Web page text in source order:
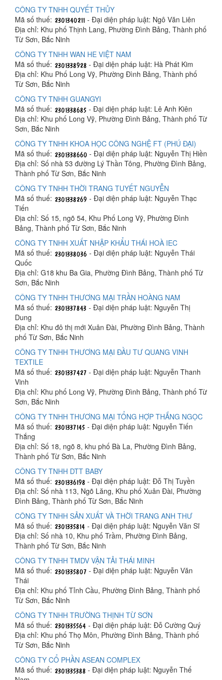
CÔNG TY TNHH QUYẾT THỦY
Mã số thuế:
- Đại diện pháp luật: Ngô Văn Liên
Địa chỉ: Khu phố Thịnh Lang, Phường Đình Bảng, Thành phố
Từ Sơn, Bắc Ninh
CÔNG TY TNHH WAN HE VIỆT NAM
Mã số thuế:
- Đại diện pháp luật: Hà Phát Kim
Địa chỉ: Khu Phố Long Vỹ, Phường Đình Bảng, Thành phố
Từ Sơn, Bắc Ninh
CÔNG TY TNHH GUANGYI
Mã số thuế:
- Đại diện pháp luật: Lê Anh Kiên
Địa chỉ: Khu phố Long Vỹ, Phường Đình Bảng, Thành phố Từ
Sơn, Bắc Ninh
CÔNG TY TNHH KHOA HỌC CÔNG NGHỆ FT (PHÚ ĐẠI)
Mã số thuế:
- Đại diện pháp luật: Nguyễn Thị Hiền
Địa chỉ: Số nhà 53 đường Lý Thần Tông, Phường Đình Bảng,
Thành phố Từ Sơn, Bắc Ninh
CÔNG TY TNHH THỜI TRANG TUYẾT NGUYỄN
Mã số thuế:
- Đại diện pháp luật: Nguyễn Thạc
Tiến
Địa chỉ: Số 15, ngõ 54, Khu Phố Long Vỹ, Phường Đình
Bảng, Thành phố Từ Sơn, Bắc Ninh
CÔNG TY TNHH XUẤT NHẬP KHẨU THÁI HOÀ IEC
Mã số thuế:
- Đại diện pháp luật: Nguyễn Thái
Quốc
Địa chỉ: G18 khu Ba Gia, Phường Đình Bảng, Thành phố Từ
Sơn, Bắc Ninh
CÔNG TY TNHH THƯƠNG MẠI TRẦN HOÀNG NAM
Mã số thuế:
- Đại diện pháp luật: Nguyễn Thị
Dung
Địa chỉ: Khu đô thị mới Xuân Đài, Phường Đình Bảng, Thành
phố Từ Sơn, Bắc Ninh
CÔNG TY TNHH THƯƠNG MẠI ĐẦU TƯ QUANG VINH
TEXTILE
Mã số thuế:
- Đại diện pháp luật: Nguyễn Thanh
Vinh
Địa chỉ: Khu phố Long Vỹ, Phường Đình Bảng, Thành phố Từ
Sơn, Bắc Ninh
CÔNG TY TNHH THƯƠNG MẠI TỔNG HỢP THẮNG NGỌC
Mã số thuế:
- Đại diện pháp luật: Nguyễn Tiến
Thắng
Địa chỉ: Số 18, ngõ 8, khu phố Bà La, Phường Đình Bảng,
Thành phố Từ Sơn, Bắc Ninh
CÔNG TY TNHH DTT BABY
Mã số thuế:
- Đại diện pháp luật: Đỗ Thị Tuyền
Địa chỉ: Số nhà 113, Ngõ Lăng, Khu phố Xuân Đài, Phường
Đình Bảng, Thành phố Từ Sơn, Bắc Ninh
CÔNG TY TNHH SẢN XUẤT VÀ THỜI TRANG ANH THƯ
Mã số thuế:
- Đại diện pháp luật: Nguyễn Văn Sĩ
Địa chỉ: Số nhà 10, Khu phố Trầm, Phường Đình Bảng,
Thành phố Từ Sơn, Bắc Ninh
CÔNG TY TNHH TMDV VẬN TẢI THÁI MINH
Mã số thuế:
- Đại diện pháp luật: Nguyễn Văn
Thái
Địa chỉ: Khu phố Tỉnh Cầu, Phường Đình Bảng, Thành phố
Từ Sơn, Bắc Ninh
CÔNG TY TNHH TRƯỜNG THỊNH TỪ SƠN
Mã số thuế:
- Đại diện pháp luật: Đỗ Cường Quý
Địa chỉ: Khu phố Thọ Môn, Phường Đình Bảng, Thành phố
Từ Sơn, Bắc Ninh
CÔNG TY CỔ PHẦN ASEAN COMPLEX
Mã số thuế:
- Đại diện pháp luật: Nguyễn Thế